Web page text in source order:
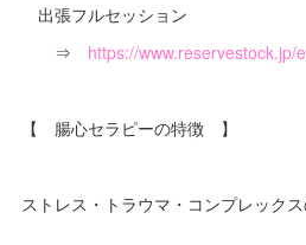
出張フルセッション
⇒ https://www.reservestock.jp/
【 腸心セラピーの特徴 】
ストレス・トラウマ・コンプレックス